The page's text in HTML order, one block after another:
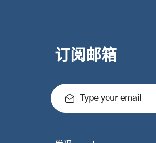
订阅邮箱
Type your email